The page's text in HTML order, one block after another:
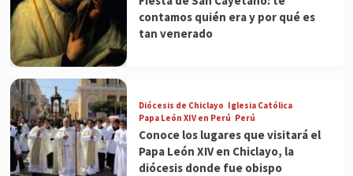
contamos quién era y por qué es
tan venerado
Diócesis de Chiclayo Iglesia Católica
Papa León XIV en Perú Perú
Conoce los lugares que visitará el
Papa León XIV en Chiclayo, la
diócesis donde fue obispo